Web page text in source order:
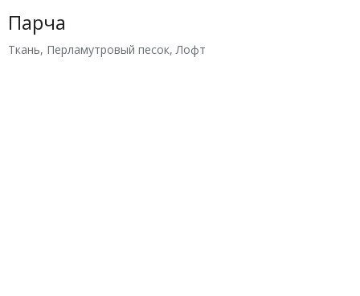
Парча
Ткань, Перламутровый песок,Лофт